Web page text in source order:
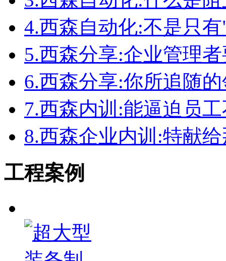
4.西森自动化:不是只
5.西森分享:企业管理
6.西森分享:你所追随
7.西森内训:能逼迫员
8.西森企业内训:特献
工程案例